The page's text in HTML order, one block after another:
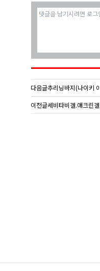
다음글추리닝바지(나이키
이전글세비타비겔.애크린